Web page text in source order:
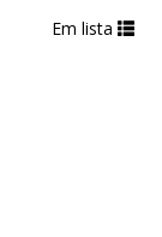
Em lista